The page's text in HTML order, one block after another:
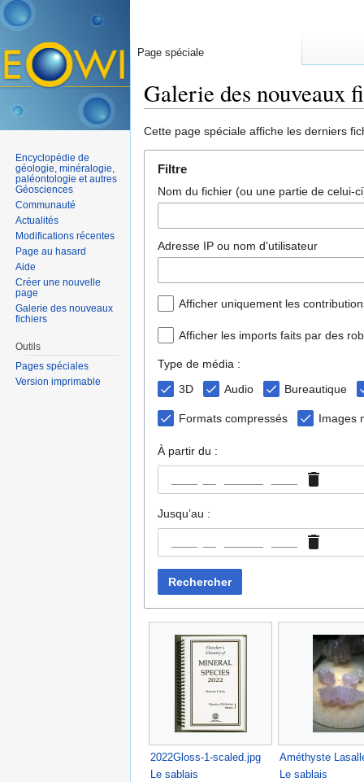
Galerie des nouveaux
Cette page spéciale affiche les derniers
Filtre
Nom du fichier (ou une partie de celui-
Adresse IP ou nom d'utilisateur
Afficher uniquement les
Afficher les imports faits par des
Type de média :
3D
Audio Bureautique
Formats compressés Images
À partir du :
Jusqu’au :
Rechercher
2022Gloss-1-scaled.jpg
Le sablais
Améthyste
Le sablais
Page spéciale
Encyclopédie de
géologie, minéralogie,
paléontologie et autres
Géosciences
Communauté
Actualités
Modifications récentes
Page au hasard
Aide
Créer une nouvelle
page
Galerie des nouveaux
fichiers
Outils
Pages spéciales
Version imprimable